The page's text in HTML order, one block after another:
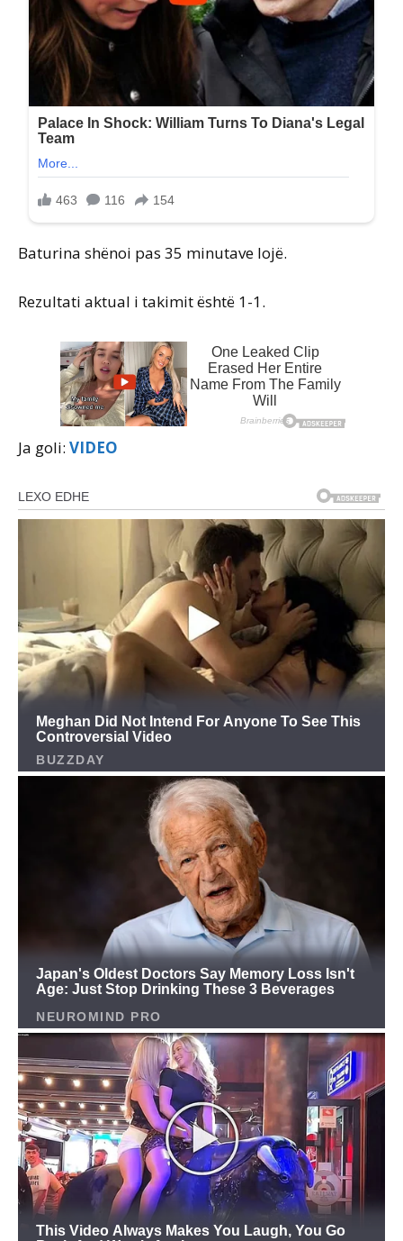
Baturina shënoi pas 35 minutave lojë.
Rezultati aktual i takimit është 1-1.
Ja goli: VIDEO